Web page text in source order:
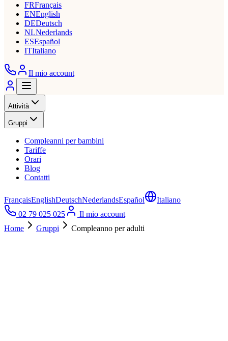
FRFrançais
ENEnglish
DEDeutsch
NLNederlands
ESEspañol
ITItaliano
Il mio account
Attività
Gruppi
Compleanni per bambini
Tariffe
Orari
Blog
Contatti
FrançaisEnglishDeutschNederlandsEspañol
Italiano
02 79 025 025
Il mio account
Home
Gruppi Compleanno per adulti